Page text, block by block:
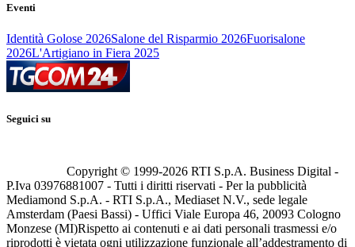
Eventi
Identità Golose 2026Salone del Risparmio 2026Fuorisalone
2026L'Artigiano in Fiera 2025
Seguici su
Copyright © 1999-2026 RTI S.p.A. Business Digital -
P.Iva 03976881007 - Tutti i diritti riservati - Per la pubblicità
Mediamond S.p.A. - RTI S.p.A., Mediaset N.V., sede legale
Amsterdam (Paesi Bassi) - Uffici Viale Europa 46, 20093 Cologno
Monzese (MI)Rispetto ai contenuti e ai dati personali trasmessi e/o
riprodotti è vietata ogni utilizzazione funzionale all’addestramento di